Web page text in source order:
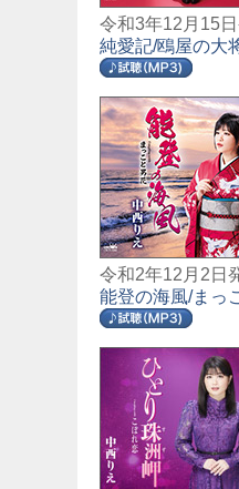
令和3年12月15
純愛記/鴎屋の大
令和2年12月2日
能登の海風/まっ